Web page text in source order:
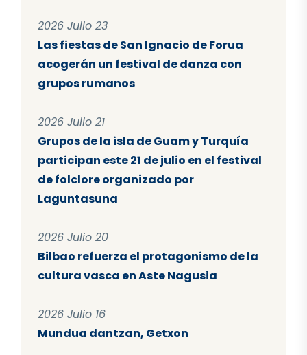
2026 Julio 23
Las fiestas de San Ignacio de Forua
acogerán un festival de danza con
grupos rumanos
2026 Julio 21
Grupos de la isla de Guam y Turquía
participan este 21 de julio en el festival
de folclore organizado por
Laguntasuna
2026 Julio 20
Bilbao refuerza el protagonismo de la
cultura vasca en Aste Nagusia
2026 Julio 16
Mundua dantzan, Getxon